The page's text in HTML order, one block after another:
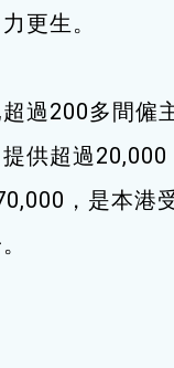
更生。
超過200多間僱
供超過20,000
，是本港